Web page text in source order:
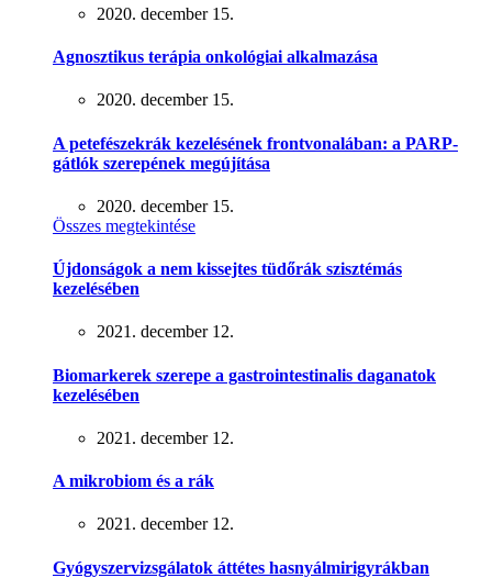
2020. december 15.
Agnosztikus terápia onkológiai alkalmazása
2020. december 15.
A petefészekrák kezelésének frontvonalában: a PARP-
gátlók szerepének megújítása
2020. december 15.
Összes megtekintése
Újdonságok a nem kissejtes tüdőrák szisztémás
kezelésében
2021. december 12.
Biomarkerek szerepe a gastrointestinalis daganatok
kezelésében
2021. december 12.
A mikrobiom és a rák
2021. december 12.
Gyógyszervizsgálatok áttétes hasnyálmirigyrákban